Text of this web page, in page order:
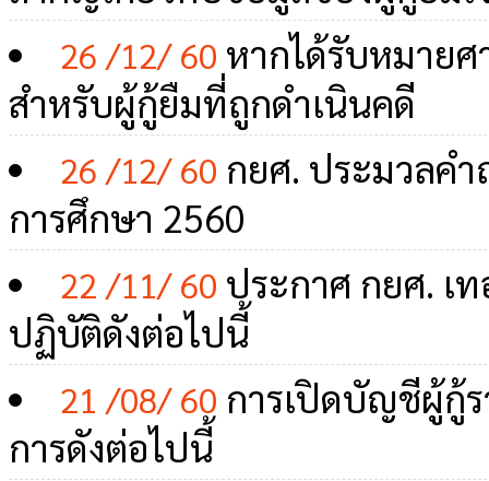
26 /12/ 60 หากได้รับหมาย
สำหรับผู้กู้ยืมที่ถูกดำเนินคดี
26 /12/ 60 กยศ. ประมวลค
การศึกษา 2560
22 /11/ 60 ประกาศ กยศ. เ
ปฏิบัติดังต่อไปนี้
21 /08/ 60 การเปิดบัญชีผู้กู้
การดังต่อไปนี้